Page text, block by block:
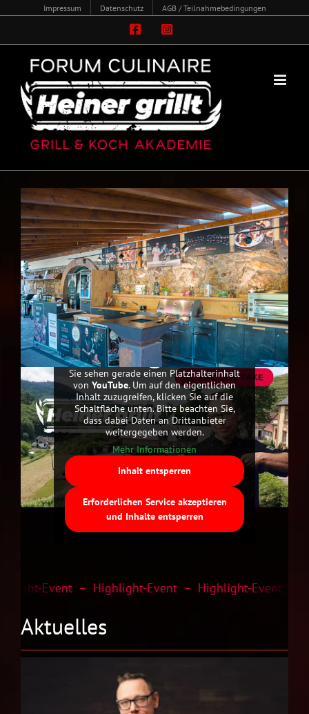
Impressum Datenschutz AGB / Teilnahmebedingungen
Facebook
Instagram
Sie sehen gerade einen Platzhalterinhalt
von YouTube. Um auf den eigentlichen
Inhalt zuzugreifen, klicken Sie auf die
Schaltfläche unten. Bitte beachten Sie,
dass dabei Daten an Drittanbieter
weitergegeben werden.
Mehr Informationen
Inhalt entsperren
Erforderlichen Service akzeptieren
und Inhalte entsperren
Event – Highlight-Event – Highlight-Event –
Aktuelles